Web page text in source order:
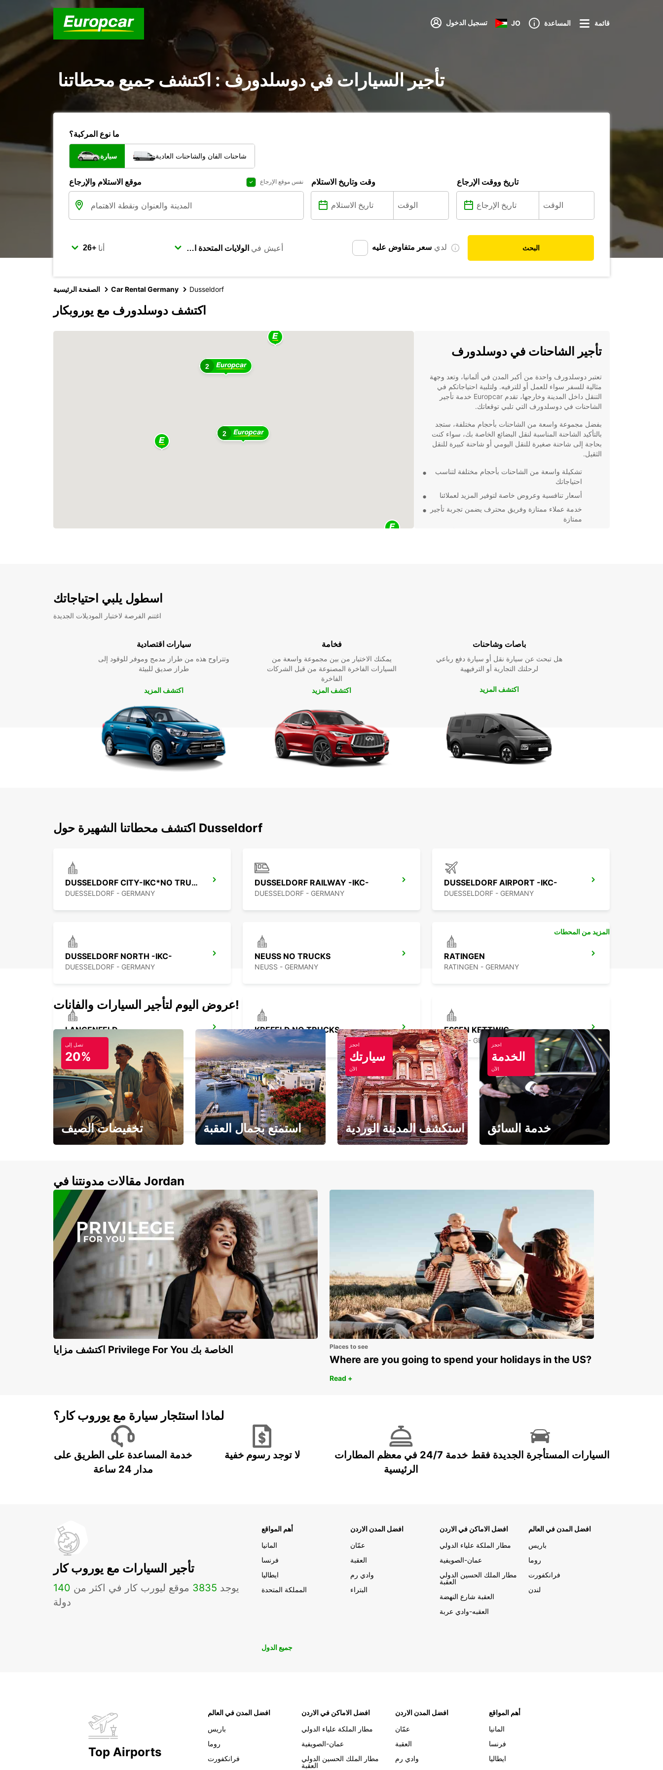
تسجيل الدخول JO المساعدة قائمة
تأجير السيارات في دوسلدورف : اكتشف جميع محطاتنا
ما نوع المركبة؟
سيارة شاحنات الفان والشاحنات العادية
موقع الاستلام والإرجاع نفس موقع الإرجاع وقت وتاريخ الاستلام تاريخ ووقت الإرجاع
أنا أعيش في لدي سعر متفاوض عليه البحث
الصفحة الرئيسية Car Rental Germany Dusseldorf
اكتشف دوسلدورف مع يوروبكار
2
2
تأجير الشاحنات في دوسلدورف
تعتبر دوسلدورف واحدة من أكبر المدن في ألمانيا، وتعد وجهة
مثالية للسفر سواء للعمل أو للترفيه. ولتلبية احتياجاتكم في
التنقل داخل المدينة وخارجها، تقدم Europcar خدمة تأجير
الشاحنات في دوسلدورف التي تلبي توقعاتك.
بفضل مجموعة واسعة من الشاحنات بأحجام مختلفة، ستجد
بالتأكيد الشاحنة المناسبة لنقل البضائع الخاصة بك، سواء كنت
بحاجة إلى شاحنة صغيرة للنقل اليومي أو شاحنة كبيرة للنقل
الثقيل.
تشكيلة واسعة من الشاحنات بأحجام مختلفة لتناسب
احتياجاتك
أسعار تنافسية وعروض خاصة لتوفير المزيد لعملائنا
خدمة عملاء ممتازة وفريق محترف يضمن تجربة تأجير
ممتازة
اسطول يلبي احتياجاتك
اغتنم الفرصة لاختبار الموديلات الجديدة
سيارات اقتصادية
وتتراوح هذه من طراز مدمج وموفر للوقود إلى
طراز صديق للبيئة
اكتشف المزيد
فخامة
يمكنك الاختيار من بين مجموعة واسعة من
السيارات الفاخرة المصنوعة من قبل الشركات
الفاخرة
اكتشف المزيد
باصات وشاحنات
هل تبحث عن سيارة نقل أو سيارة دفع رباعي
لرحلتك التجارية أو الترفيهية
اكتشف المزيد
اكتشف محطاتنا الشهيرة حول Dusseldorf
DUSSELDORF CITY-IKC*NO TRUCK RETURN
DUESSELDORF - GERMANY
DUSSELDORF RAILWAY -IKC-
DUESSELDORF - GERMANY
DUSSELDORF AIRPORT -IKC-
DUESSELDORF - GERMANY
DUSSELDORF NORTH -IKC-
DUESSELDORF - GERMANY
NEUSS NO TRUCKS
NEUSS - GERMANY
RATINGEN
RATINGEN - GERMANY
LANGENFELD
LANGENFELD - GERMANY
KREFELD NO TRUCKS
KREFELD - GERMANY
ESSEN KETTWIG
ESSEN - GERMANY
SOLINGEN
SOLINGEN - GERMANY
المزيد من المحطات
عروض اليوم لتأجير السيارات والفانات!
تصل إلى
20%
تخفيضات الصيف استمتع بجمال العقبة
احجز
سيارتك
الآن
استكشف المدينة الوردية
احجز
الخدمة
الآن
خدمة السائق
مقالات مدونتنا في Jordan
اكتشف مزايا Privilege For You الخاصة بك Places to see
Where are you going to spend your holidays in the US?
Read +
لماذا استئجار سيارة مع يوروب كار؟
خدمة المساعدة على الطريق على
مدار 24 ساعة
لا توجد رسوم خفية
خدمة 24/7 في معظم المطارات
الرئيسية
السيارات المستأجرة الجديدة فقط
تأجير السيارات مع يوروب كار
يوجد 3835 موقع ليورب كار في اكثر من 140
دولة
أهم المواقع
المانيا
فرنسا
ايطاليا
المملكة المتحدة
افضل المدن الاردن
عمّان
العقبة
وادي رم
البتراء
افضل الاماكن في الاردن
مطار الملكة علياء الدولي
عمان-الصويفية
مطار الملك الحسين الدولي
العقبة
العقبة شارع النهضة
العقبه-وادي عربة
افضل المدن في العالم
باريس
روما
فرانكفورت
لندن
جميع الدول
Top Airports
افضل المدن في العالم
باريس
روما
فرانكفورت
افضل الاماكن في الاردن
مطار الملكة علياء الدولي
عمان-الصويفية
مطار الملك الحسين الدولي
العقبة
افضل المدن الاردن
عمّان
العقبة
وادي رم
أهم المواقع
المانيا
فرنسا
ايطاليا